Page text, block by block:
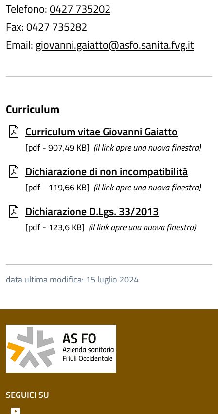
Telefono:0427 735202
Fax: 0427 735282
Email: giovanni.gaiatto@asfo.sanita.fvg.it
Curriculum
Curriculum vitae Giovanni Gaiatto
[pdf - 907,49 KB] (il link apre una nuova finestra)
Dichiarazione di non incompatibilità
[pdf - 119,66 KB] (il link apre una nuova finestra)
Dichiarazione D.Lgs. 33/2013
[pdf - 123,6 KB] (il link apre una nuova finestra)
data ultima modifica: 15 luglio 2024
SEGUICI SU